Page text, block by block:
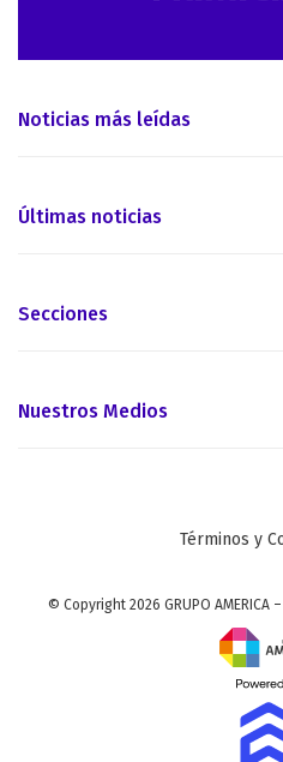
Noticias más leídas
Últimas noticias
Secciones
Nuestros Medios
Términos y
© Copyright 2026 GRUPO